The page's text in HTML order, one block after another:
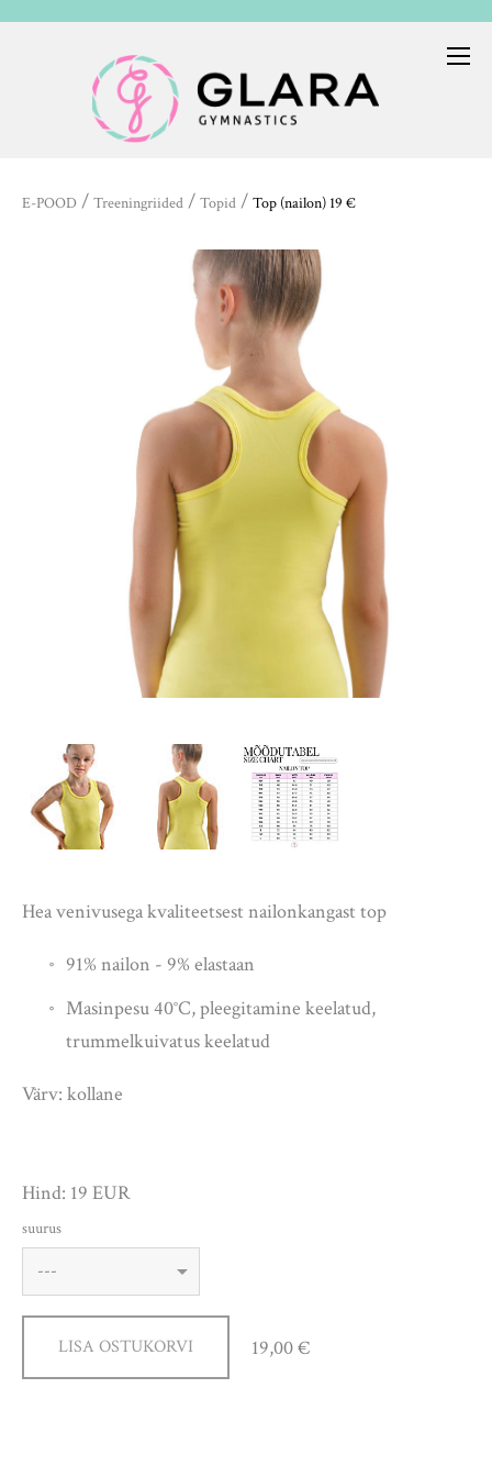
E-POOD / Treeningriided / Topid / Top (nailon) 19 €
Hea venivusega kvaliteetsest nailonkangast top
91% nailon - 9% elastaan
Masinpesu 40°C, pleegitamine keelatud,
trummelkuivatus keelatud
Värv: kollane
Hind: 19 EUR
suurus
LISA OSTUKORVI 19,00 €